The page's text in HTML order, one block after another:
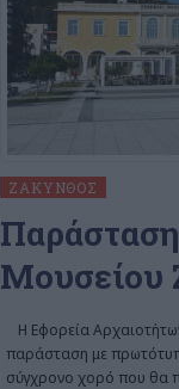
ΖΆΚΥΝΘΟΣ
Μουσείου
Η Εφορεία
παράσταση με
σύγχρονο χορό που θα